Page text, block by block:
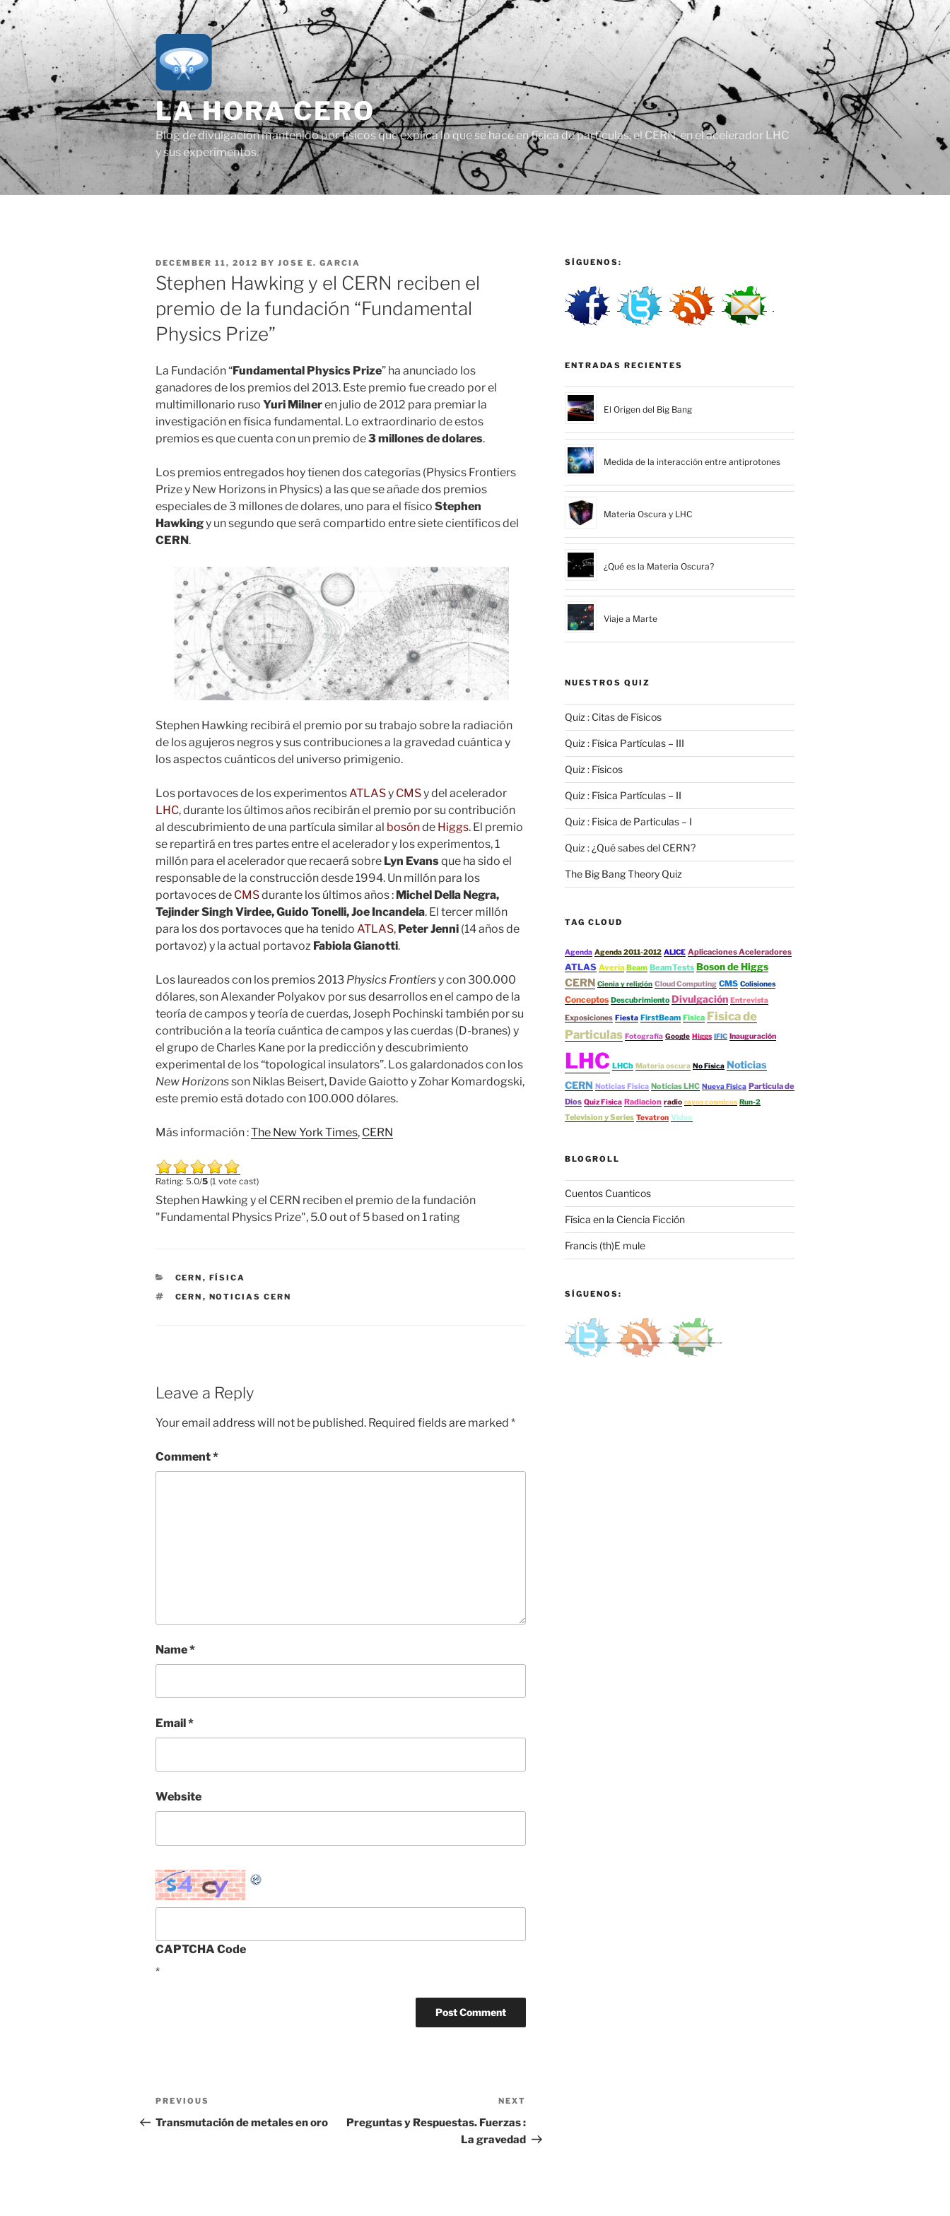
Skip
to
content
LA HORA CERO
Blog de divulgación mantenido por físicos que explica lo que se hace en física de partículas, el CERN, en el acelerador LHC
y sus experimentos.
POSTED
ON
DECEMBER 11, 2012 BY JOSE E. GARCIA
Stephen Hawking y el CERN reciben el
premio de la fundación “Fundamental
Physics Prize”
La Fundación “Fundamental Physics Prize” ha anunciado los
ganadores de los premios del 2013. Este premio fue creado por el
multimillonario ruso Yuri Milneren julio de 2012 para premiar la
investigación en física fundamental. Lo extraordinario de estos
premios es que cuenta con un premio de3 millones de dolares.
Los premios entregados hoy tienen dos categorías (Physics Frontiers
Prize y New Horizons in Physics) a las que se añade dos premios
especiales de 3 millones de dolares, uno para el físico Stephen
Hawkingy un segundo que será compartido entre siete científicos del
CERN.
Stephen Hawking recibirá el premio por su trabajo sobre la radiación
de los agujeros negros y sus contribuciones a la gravedad cuántica y
los aspectos cuánticos del universo primigenio.
Los portavoces de los experimentos ATLASy CMSy del acelerador
LHC, durante los últimos años recibirán el premio por su contribución
al descubrimiento de una partícula similar al bosónde Higgs. El premio
se repartirá en tres partes entre el acelerador y los experimentos, 1
millón para el acelerador que recaerá sobre Lyn Evansque ha sido el
responsable de la construcción desde 1994. Un millón para los
portavoces de CMSdurante los últimos años : Michel Della Negra,
Tejinder Singh Virdee, Guido Tonelli, Joe Incandela. El tercer millón
para los dos portavoces que ha tenido ATLAS, Peter Jenni (14 años de
portavoz) y la actual portavoz Fabiola Gianotti.
Los laureados con los premios 2013 Physics Frontiersy con 300.000
dólares, son Alexander Polyakov por sus desarrollos en el campo de la
teoría de campos y teoría de cuerdas, Joseph Pochinski también por su
contribución a la teoría cuántica de campos y las cuerdas (D-branes) y
el grupo de Charles Kane por la predicción y descubrimiento
experimental de los “topological insulators”. Los galardonados con los
New Horizonsson Niklas Beisert, Davide Gaiotto y Zohar Komardogski,
este premio está dotado con 100.000 dólares.
Más información :The New York Times, CERN
Rating: 5.0/5 (1 vote cast)
Stephen Hawking y el CERN reciben el premio de la fundación
"Fundamental Physics Prize", 5.0 out of 5 based on 1 rating
CATEGORIES
CERN , FÍSICA
TAGS
CERN , NOTICIAS CERN
Leave a Reply
Your email address will not be published. Required fields are marked *
Comment*
Name*
Email*
Website
CAPTCHA Code
*
Post
navigation
Previous
Post
PREVIOUS
Transmutación de metales en oro
Post
NEXT
Preguntas y Respuestas. Fuerzas :
La gravedad
SÍGUENOS:
ENTRADAS RECIENTES
El Origen del Big Bang
Medida de la interacción entre antiprotones
Materia Oscura y LHC
¿Qué es la Materia Oscura?
Viaje a Marte
NUESTROS QUIZ
Quiz : Citas de Físicos
Quiz : Física Partículas – III
Quiz : Físicos
Quiz : Física Partículas – II
Quiz : Fisica de Particulas – I
Quiz : ¿Qué sabes del CERN?
The Big Bang Theory Quiz
TAG CLOUD
Agenda Agenda 2011-2012 ALICE Aplicaciones Aceleradores
ATLAS Avería Beam BeamTests Boson de Higgs
CERN Cienia y religión Cloud Computing CMS Colisiones
Conceptos Descubrimiento Divulgación Entrevista
Exposiciones Fiesta FirstBeam Fisica Fisica de
Particulas Fotografía Google Higgs IFIC Inauguración
LHC LHCb Materia oscura No Física Noticias
CERN Noticias Fisica Noticias LHC Nueva Física Particula de
Dios Quiz Fisica Radiacion radio rayos cosmicos Run-2
Television y Series Tevatron Video
BLOGROLL
Cuentos Cuanticos
Física en la Ciencia Ficción
Francis (th)E mule
SÍGUENOS: